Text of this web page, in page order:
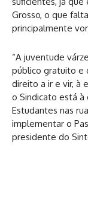
Grosso, o que
principalmente
“A juventude
público gratuito e
direito a ir e vir, à
o Sindicato está à
Estudantes nas
implementar o
presidente do